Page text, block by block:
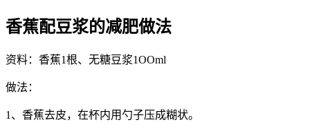
香蕉配豆浆的减肥做法
资料：香蕉1根、无糖豆浆1OOml
做法：
1、香蕉去皮，在杯内用勺子压成糊状。